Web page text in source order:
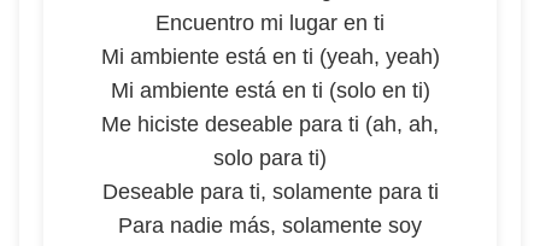
Encuentro mi lugar en ti
Mi ambiente está en ti (yeah, yeah)
Mi ambiente está en ti (solo en ti)
Me hiciste deseable para ti (ah, ah,
solo para ti)
Deseable para ti, solamente para ti
Para nadie más, solamente soy